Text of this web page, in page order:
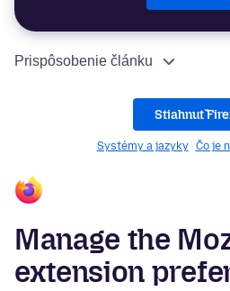
Prispôsobenie článku
Stiahnuť
Systémy a jazyky Čo je
Manage the
extension